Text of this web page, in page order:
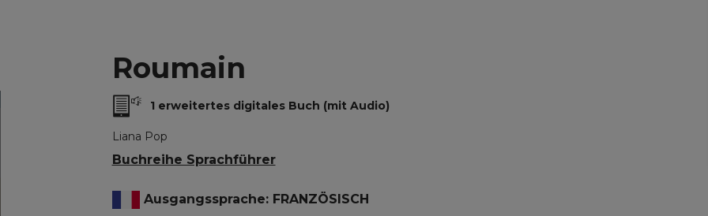
Roumain
1 erweitertes digitales Buch (mit Audio)
Liana Pop
Buchreihe Sprachführer
Ausgangssprache: FRANZÖSISCH